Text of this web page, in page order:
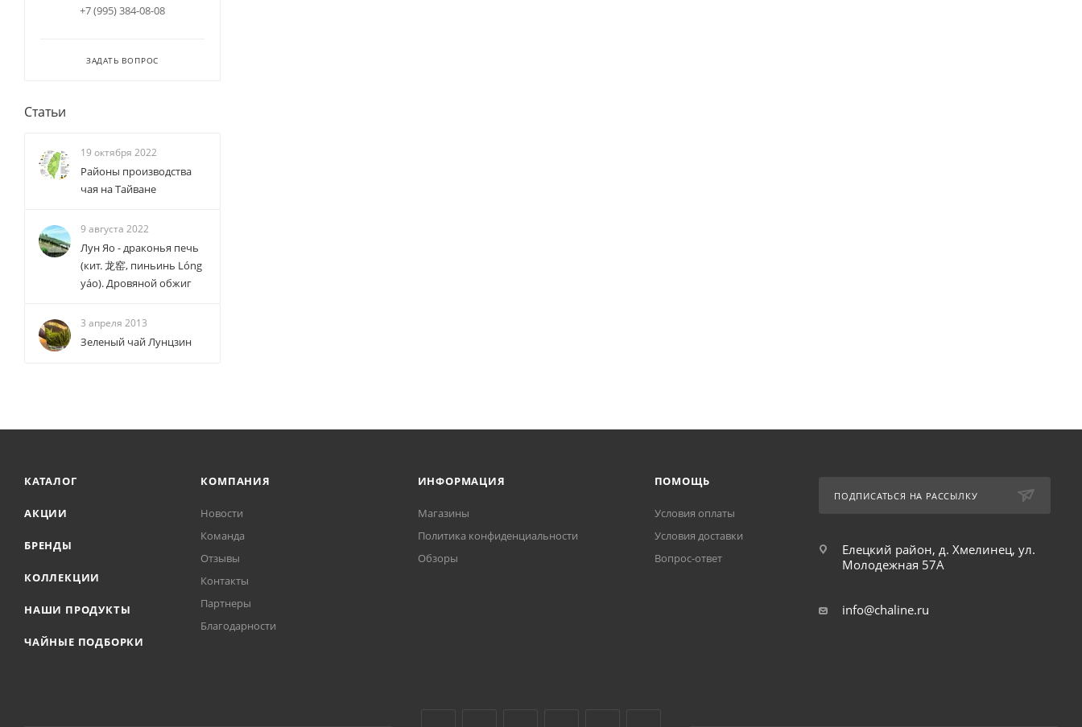
+7 (995) 384-08-08
ЗАДАТЬ ВОПРОС
Статьи
19 октября 2022
Районы производства
чая на Тайване
9 августа 2022
Лун Яо - драконья печь
(кит. 龙窑, пиньинь Lóng
yáo). Дровяной обжиг
3 апреля 2013
Зеленый чай Лунцзин
КАТАЛОГ
АКЦИИ
БРЕНДЫ
КОЛЛЕКЦИИ
НАШИ ПРОДУКТЫ
ЧАЙНЫЕ ПОДБОРКИ
КОМПАНИЯ
Новости
Команда
Отзывы
Контакты
Партнеры
Благодарности
ИНФОРМАЦИЯ
Магазины
Политика конфиденциальности
Обзоры
ПОМОЩЬ
Условия оплаты
Условия доставки
Вопрос-ответ
ПОДПИСАТЬСЯ НА РАССЫЛКУ
Елецкий район, д. Хмелинец, ул.
Молодежная 57А
info@chaline.ru